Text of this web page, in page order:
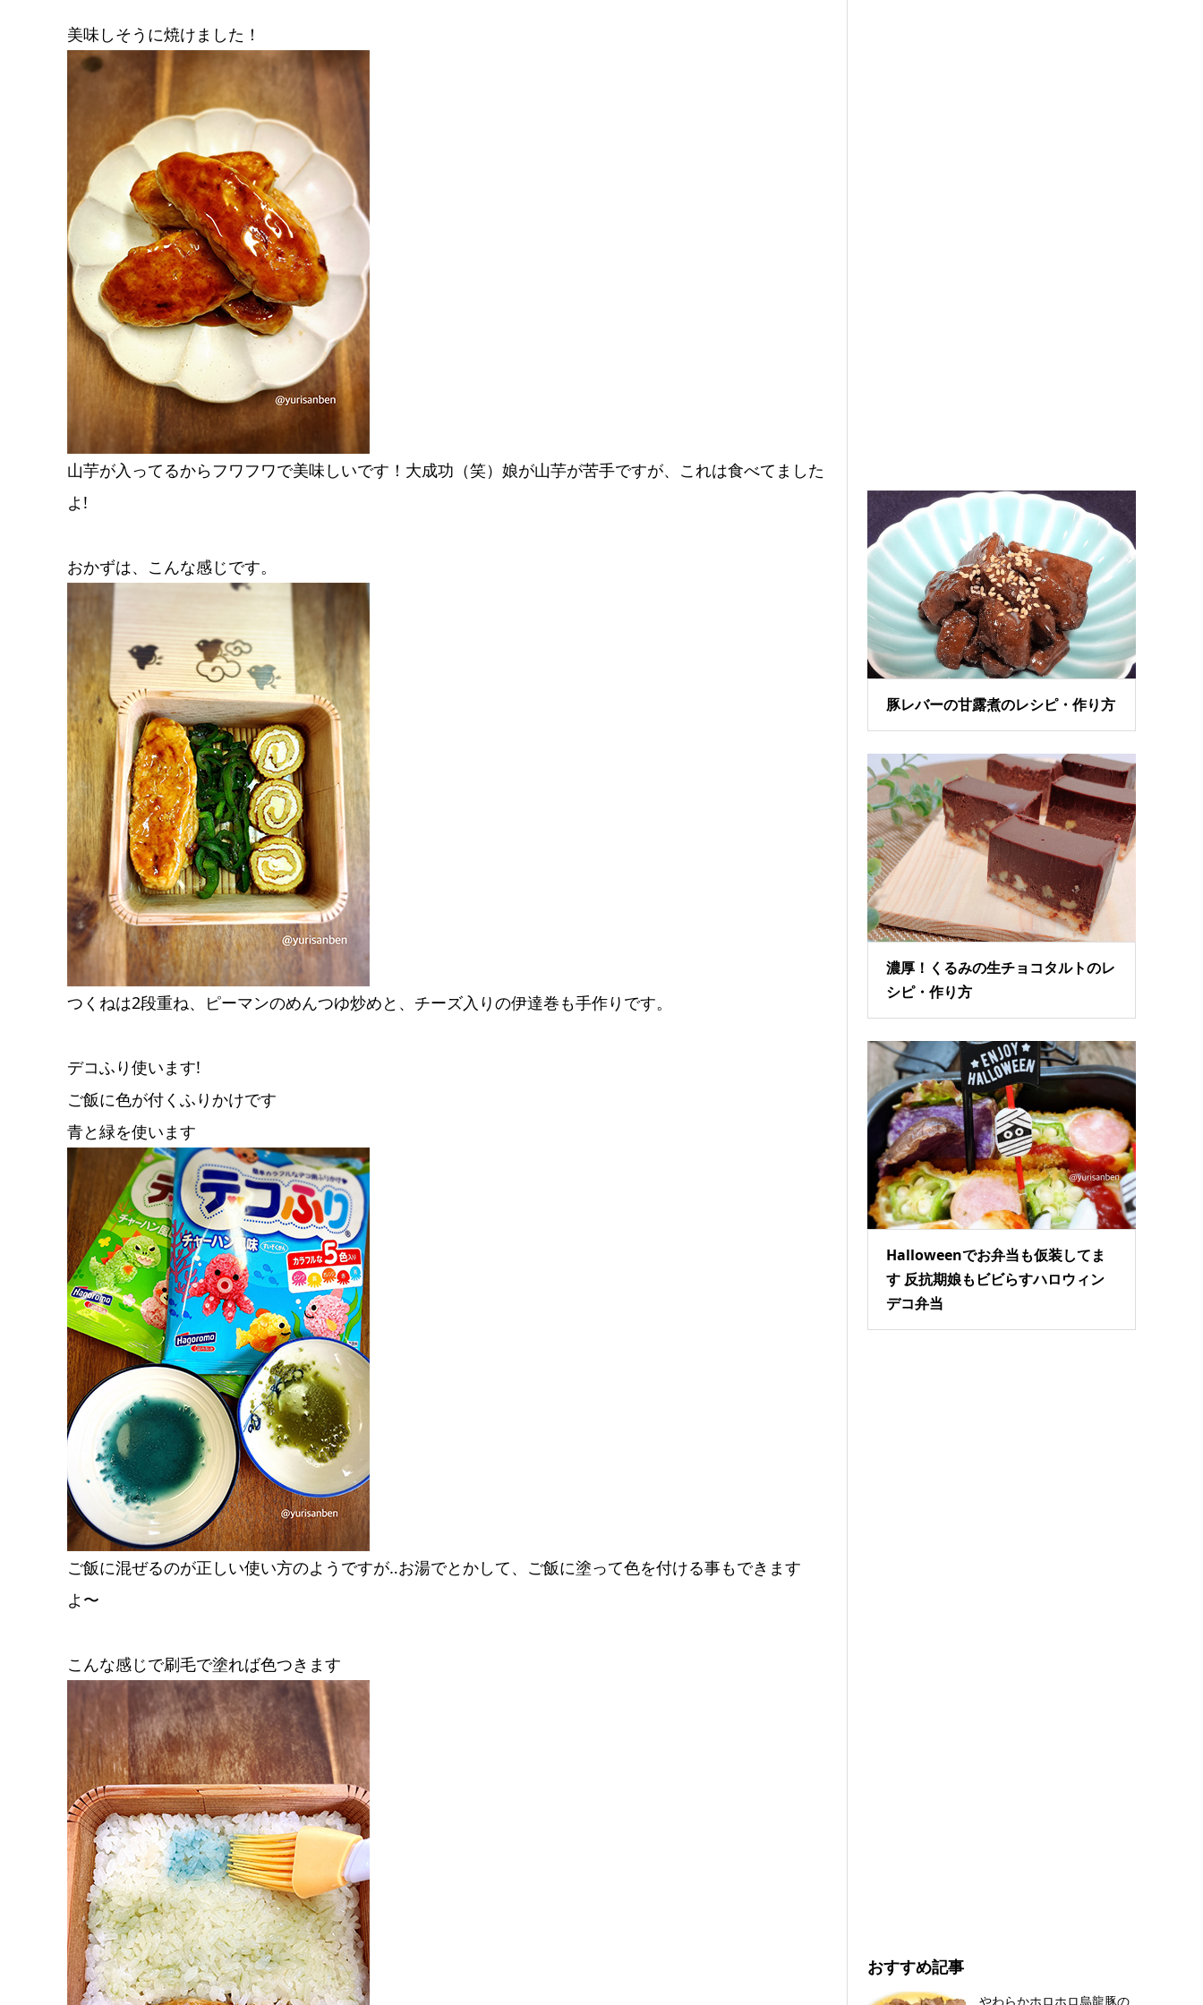
美味しそうに焼けました！
山芋が入ってるからフワフワで美味しいです！大成功（笑）娘が山芋が苦手ですが、これは食べてました
よ!
おかずは、こんな感じです。
つくねは2段重ね、ピーマンのめんつゆ炒めと、チーズ入りの伊達巻も手作りです。
デコふり使います!
ご飯に色が付くふりかけです
青と緑を使います
ご飯に混ぜるのが正しい使い方のようですが‥お湯でとかして、ご飯に塗って色を付ける事もできます
よ〜
こんな感じで刷毛で塗れば色つきます
豚レバーの甘露煮のレシピ・作り方
濃厚！くるみの生チョコタルトのレ
シピ・作り方
Halloweenでお弁当も仮装してま
す 反抗期娘もビビらすハロウィン
デコ弁当
おすすめ記事
やわらかホロホロ烏龍豚の